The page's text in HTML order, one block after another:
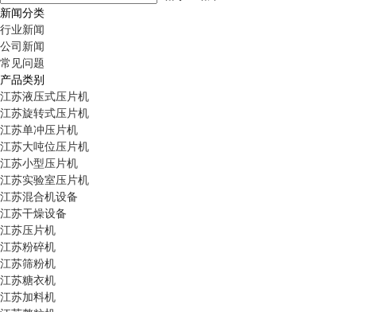
新闻分类
行业新闻
公司新闻
常见问题
产品类别
江苏液压式压片机
江苏旋转式压片机
江苏单冲压片机
江苏大吨位压片机
江苏小型压片机
江苏实验室压片机
江苏混合机设备
江苏干燥设备
江苏压片机
江苏粉碎机
江苏筛粉机
江苏糖衣机
江苏加料机